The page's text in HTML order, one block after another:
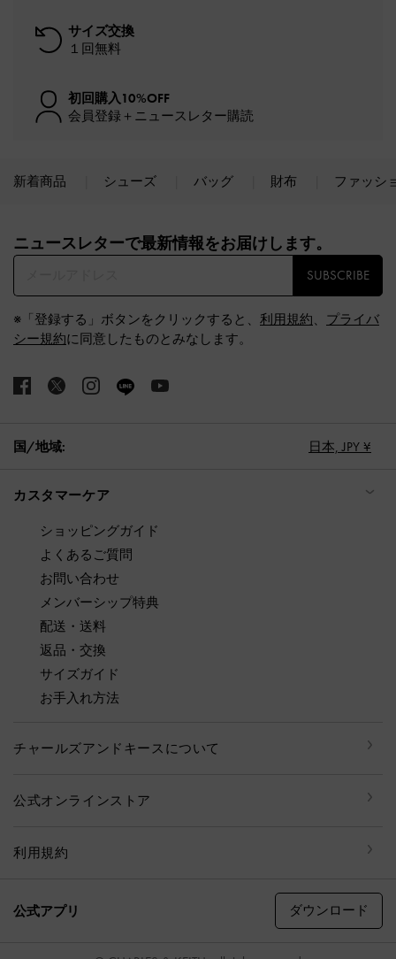
サイズ交換
１回無料
初回購入10%OFF
会員登録＋ニュースレター購読
新着商品 シューズ バッグ 財布 ファッシ
ニュースレターで最新情報をお届けします。​
SUBSCRIBE
※「登録する」ボタンをクリックすると、 利用規約、 プライバ
シー規約に同意したものとみなします。
国/地域: 日本, JPY ¥
カスタマーケア
ショッピングガイド
よくあるご質問
お問い合わせ
メンバーシップ特典
配送・送料
返品・交換
サイズガイド
お手入れ方法
チャールズアンドキースについて
公式オンラインストア
利用規約
公式アプリ ダウンロード